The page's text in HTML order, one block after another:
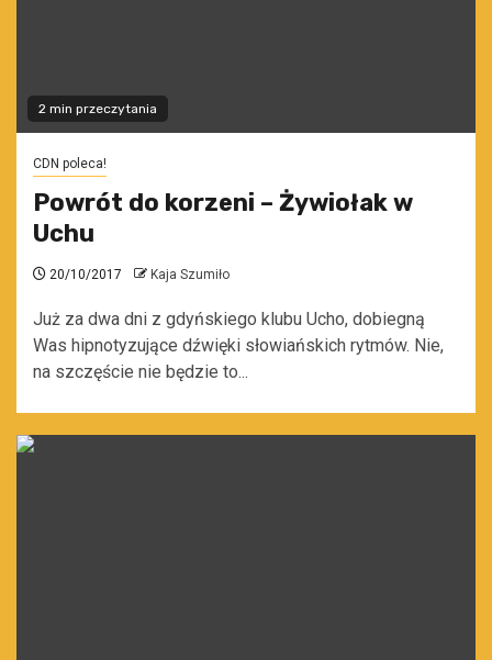
2 min przeczytania
CDN poleca!
Powrót do korzeni – Żywiołak w
Uchu
20/10/2017 Kaja Szumiło
Już za dwa dni z gdyńskiego klubu Ucho, dobiegną
Was hipnotyzujące dźwięki słowiańskich rytmów. Nie,
na szczęście nie będzie to...